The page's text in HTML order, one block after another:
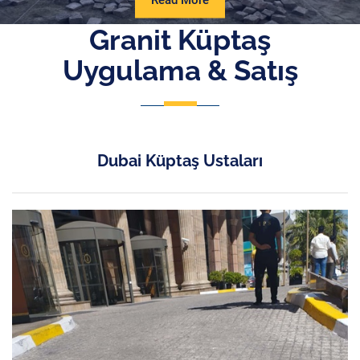
More
Granit Küptaş
Uygulama & Satış
Dubai Küptaş Ustaları